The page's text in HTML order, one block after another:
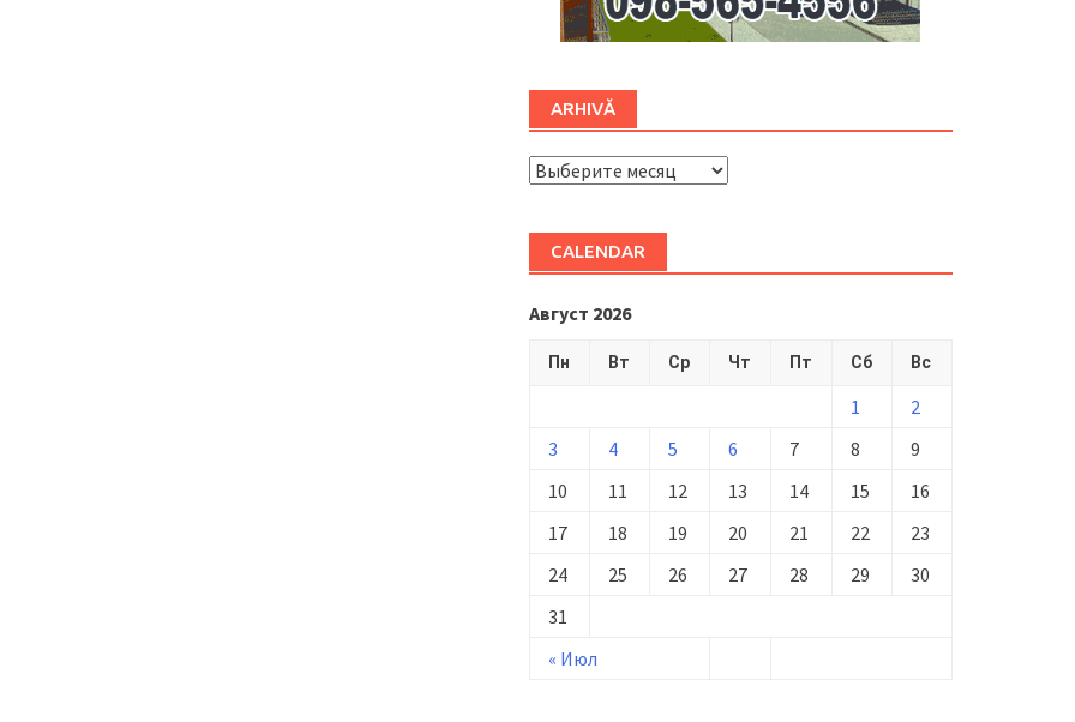
ARHIVĂ
ARHIVĂ
CALENDAR
Август 2026
Пн Вт Ср Чт Пт Сб Вс
« Июл
1
2
3
4 5 6 7 8
9
10
11 12 13 14 15
16
17
18 19 20 21 22
23
24
25 26 27 28 29
30
31